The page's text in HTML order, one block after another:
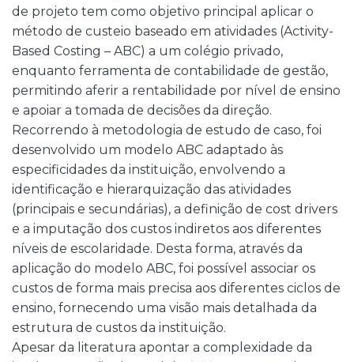
de projeto tem como objetivo principal aplicar o
método de custeio baseado em atividades (Activity-
Based Costing – ABC) a um colégio privado,
enquanto ferramenta de contabilidade de gestão,
permitindo aferir a rentabilidade por nível de ensino
e apoiar a tomada de decisões da direção.
Recorrendo à metodologia de estudo de caso, foi
desenvolvido um modelo ABC adaptado às
especificidades da instituição, envolvendo a
identificação e hierarquização das atividades
(principais e secundárias), a definição de cost drivers
e a imputação dos custos indiretos aos diferentes
níveis de escolaridade. Desta forma, através da
aplicação do modelo ABC, foi possível associar os
custos de forma mais precisa aos diferentes ciclos de
ensino, fornecendo uma visão mais detalhada da
estrutura de custos da instituição.
Apesar da literatura apontar a complexidade da